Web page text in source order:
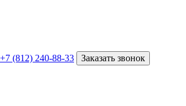
+7 (812) 240-88-33 Заказать звонок